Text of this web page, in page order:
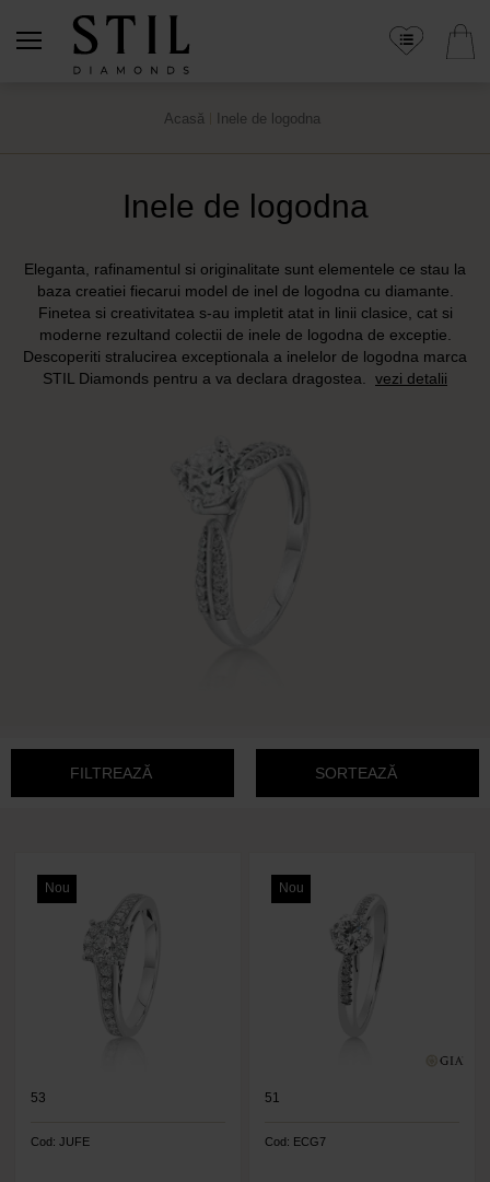
Acasă Inele de logodna
Inele de logodna
Eleganta, rafinamentul si originalitate sunt elementele ce stau la
baza creatiei fiecarui model de inel de logodna cu diamante.
Finetea si creativitatea s-au impletit atat in linii clasice, cat si
moderne rezultand colectii de inele de logodna de exceptie.
Descoperiti stralucirea exceptionala a inelelor de logodna marca
STIL Diamonds pentru a va declara dragostea.
vezi detalii
FILTREAZĂ SORTEAZĂ
Nou
53
Cod: JUFE
Nou
51
Cod: ECG7